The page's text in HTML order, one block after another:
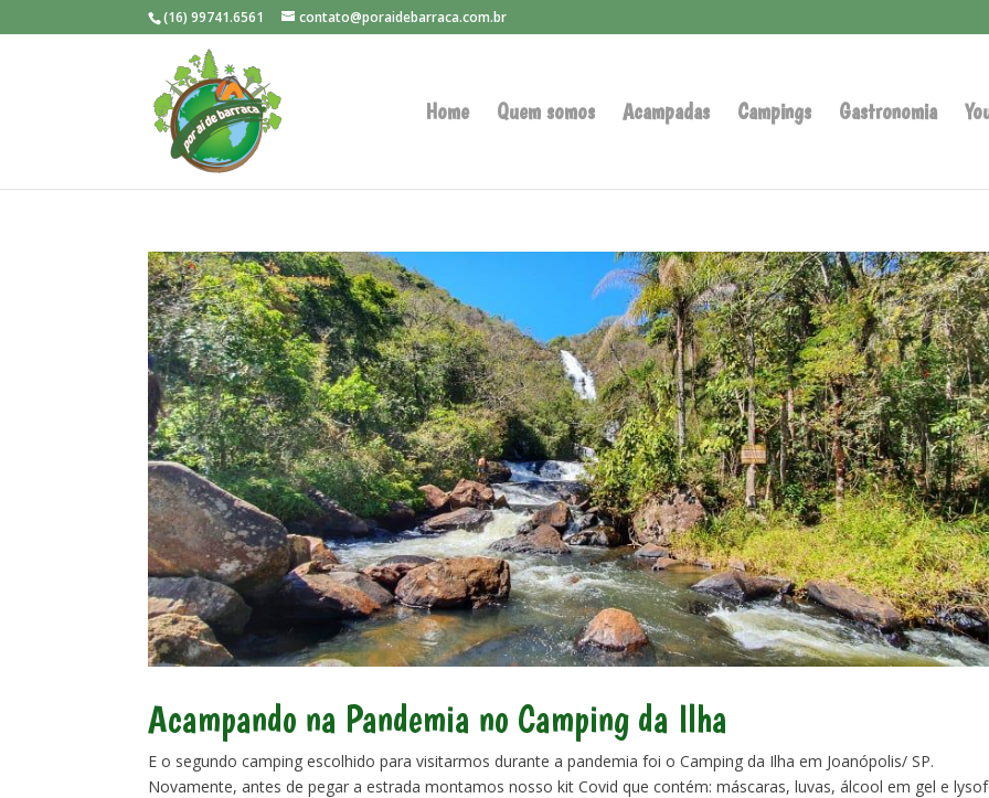
(16) 99741.6561 contato@poraidebarraca.com.br
Home Quem somos Acampadas Campings Gastronomia
Acampando na Pandemia no Camping da Ilha
E o segundo camping escolhido para visitarmos durante a pandemia foi o Camping da Ilha em Joanópolis/ SP.
Novamente, antes de pegar a estrada montamos nosso kit Covid que contém: máscaras, luvas, álcool em gel e